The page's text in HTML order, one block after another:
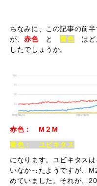
ちなみに、この記事の前
が、赤色と黄色はど
したでしょうか。
赤色： M２M
黄色： ユビキタス
になります。ユビキタス
いなかったようですが、
めていました。それが、